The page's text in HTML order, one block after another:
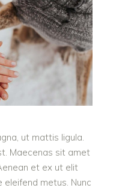
ut mattis ligula.
Maecenas sit amet
et ex ut elit
metus. Nunc